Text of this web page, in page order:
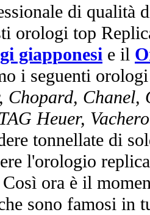
di qualità
orologi top
giapponesi e il
i seguenti
Chanel,
Heuer,
tonnellate di
l'orologio
ora è il
sono famosi in